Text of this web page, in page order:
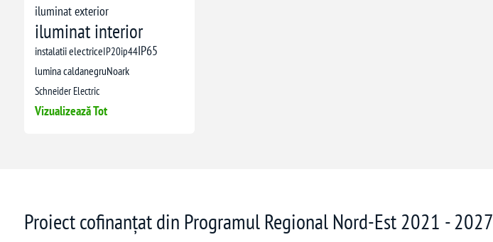
iluminat exterior
iluminat interior
instalatii electriceIP20ip44IP65
lumina caldanegruNoark
Schneider Electric
Vizualizează Tot
Proiect cofinanțat din Programul Regional Nord-Est 2021 - 2027